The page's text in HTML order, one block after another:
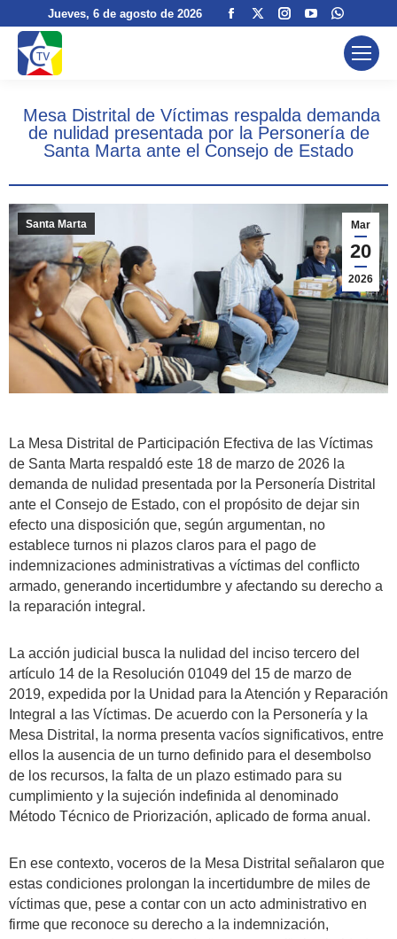
Jueves, 6 de agosto de 2026
Facebook
windowwindow
Instagram
window
YouTube
opens
window
page
opens
window
Mesa Distrital de Víctimas respalda demanda
de nulidad presentada por la Personería de
Santa Marta ante el Consejo de Estado
Mar
20
2026
Santa Marta
La Mesa Distrital de Participación Efectiva de las Víctimas
de Santa Marta respaldó este 18 de marzo de 2026 la
demanda de nulidad presentada por la Personería Distrital
ante el Consejo de Estado, con el propósito de dejar sin
efecto una disposición que, según argumentan, no
establece turnos ni plazos claros para el pago de
indemnizaciones administrativas a víctimas del conflicto
armado, generando incertidumbre y afectando su derecho a
la reparación integral.
La acción judicial busca la nulidad del inciso tercero del
artículo 14 de la Resolución 01049 del 15 de marzo de
2019, expedida por la Unidad para la Atención y Reparación
Integral a las Víctimas. De acuerdo con la Personería y la
Mesa Distrital, la norma presenta vacíos significativos, entre
ellos la ausencia de un turno definido para el desembolso
de los recursos, la falta de un plazo estimado para su
cumplimiento y la sujeción indefinida al denominado
Método Técnico de Priorización, aplicado de forma anual.
En ese contexto, voceros de la Mesa Distrital señalaron que
estas condiciones prolongan la incertidumbre de miles de
víctimas que, pese a contar con un acto administrativo en
firme que reconoce su derecho a la indemnización,